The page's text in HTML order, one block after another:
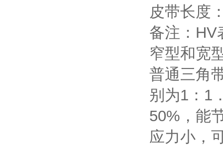
皮带长度
备注：HV
窄型和宽
普通三角
别为1：1
50%，能
应力小，